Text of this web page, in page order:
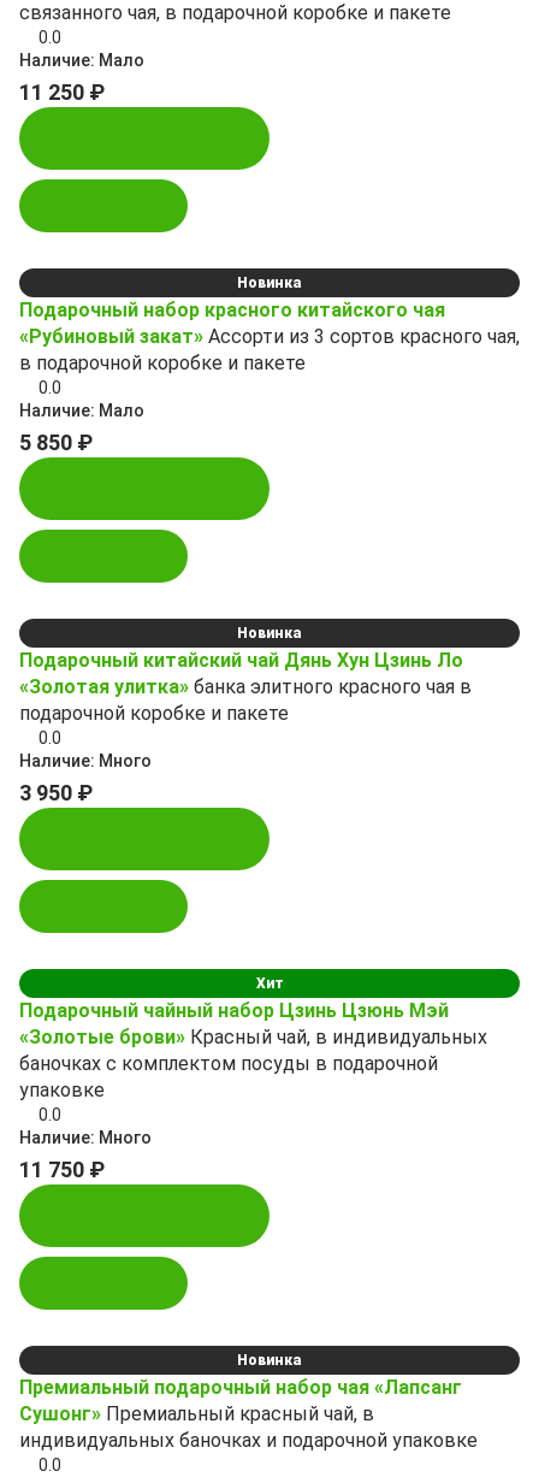
связанного чая, в подарочной коробке и пакете
0.0
Наличие: Мало
11 250 ₽
Новинка
Подарочный набор красного китайского чая
«Рубиновый закат» Ассорти из 3 сортов красного чая,
в подарочной коробке и пакете
0.0
Наличие: Мало
5 850 ₽
Новинка
Подарочный китайский чай Дянь Хун Цзинь Ло
«Золотая улитка» банка элитного красного чая в
подарочной коробке и пакете
0.0
Наличие: Много
3 950 ₽
Хит
Подарочный чайный набор Цзинь Цзюнь Мэй
«Золотые брови» Красный чай, в индивидуальных
баночках с комплектом посуды в подарочной
упаковке
0.0
Наличие: Много
11 750 ₽
Новинка
Премиальный подарочный набор чая «Лапсанг
Сушонг» Премиальный красный чай, в
индивидуальных баночках и подарочной упаковке
0.0